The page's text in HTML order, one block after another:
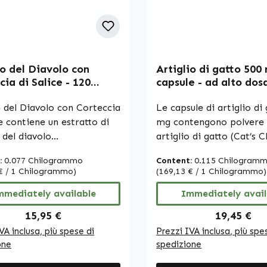
qualità e igiene HACCP
siamo autorizzati a fare
dichiarazioni sugli
nutrienti. Per ulteriori
informazioni,
consultare pubblicazioni
prima di effettuare un
del Diavolo con
di Salice - 120
| Warnke Vitalstoffe
Diavolo con Corteccia
contiene un estratto di
diavolo
al 1,2% di
e un estratto di
di salice (Salix alba)
al 15% di salicina.
della capsula è
da
0.077 Chilogrammo
/ 1 Chilogrammo)
available
Regular price:
15,95 €
inclusa, più spese di
Artiglio di gatto 500
capsule - ad alto
Le capsule di artiglio di
mg contengono polvere
artiglio di gatto (Cat’s
conosciuta per il suo
storico. Queste capsule
contengono
involucro vegetale
di magnesio degli acidi
come agenti
Content:0.115
(169,13 € / 1 Chilogrammo)
Immediately
Regular
19,45 €
Prezzi IVA inclusa, più
spedizione